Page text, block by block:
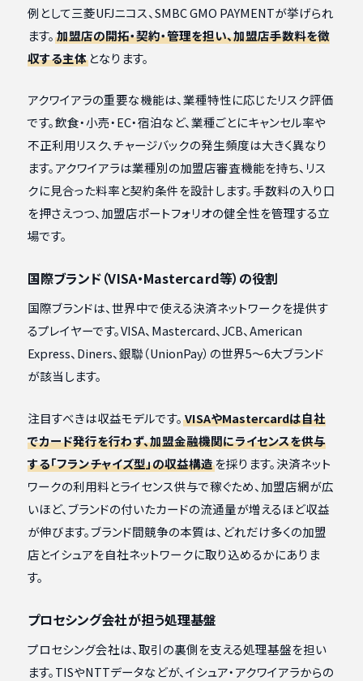
例として三菱UFJニコス、SMBC GMO PAYMENTが挙げられ
ます。 加盟店の開拓・契約・管理を担い、加盟店手数料を徴
収する主体となります。
アクワイアラの重要な機能は、業種特性に応じたリスク評価
です。飲食・小売・EC・宿泊など、業種ごとにキャンセル率や
不正利用リスク、チャージバックの発生頻度は大きく異なり
ます。アクワイアラは業種別の加盟店審査機能を持ち、リス
クに見合った料率と契約条件を設計します。手数料の入り口
を押さえつつ、加盟店ポートフォリオの健全性を管理する立
場です。
国際ブランド（VISA・Mastercard等）の役割
国際ブランドは、世界中で使える決済ネットワークを提供す
るプレイヤーです。VISA、Mastercard、JCB、American
Express、Diners、銀聯（UnionPay）の世界5〜6大ブランド
が該当します。
注目すべきは収益モデルです。 VISAやMastercardは自社
でカード発行を行わず、加盟金融機関にライセンスを供与
する「フランチャイズ型」の収益構造を採ります。決済ネット
ワークの利用料とライセンス供与で稼ぐため、加盟店網が広
いほど、ブランドの付いたカードの流通量が増えるほど収益
が伸びます。ブランド間競争の本質は、どれだけ多くの加盟
店とイシュアを自社ネットワークに取り込めるかにありま
す。
プロセシング会社が担う処理基盤
プロセシング会社は、取引の裏側を支える処理基盤を担い
ます。TISやNTTデータなどが、イシュア・アクワイアラからの